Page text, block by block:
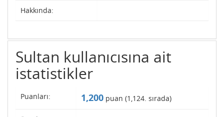
Hakkında:
Sultan kullanıcısına ait
istatistikler
Puanları: 1,200 puan (1,124. sırada)